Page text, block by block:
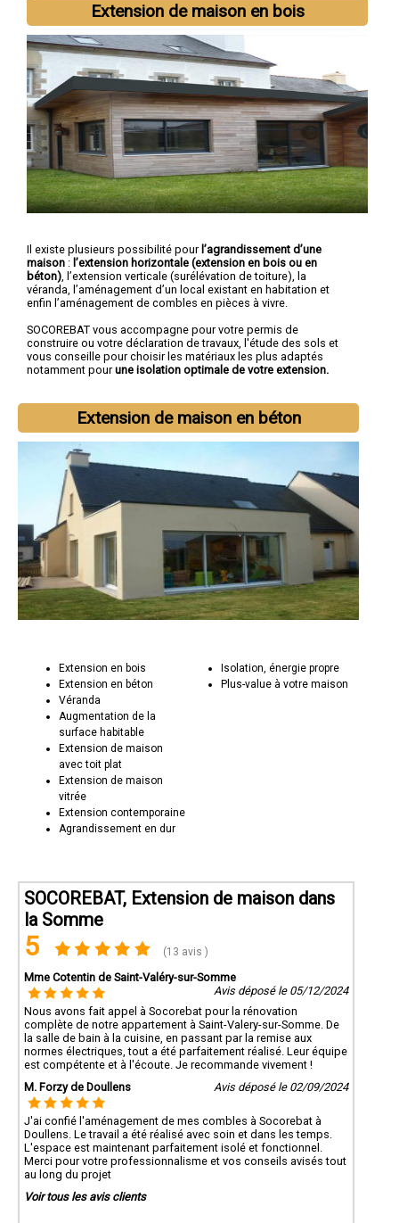
Extension de maison en bois
Il existe plusieurs possibilité pour l’agrandissement d’une
maison : l’extension horizontale (extension en bois ou en
béton), l’extension verticale (surélévation de toiture), la
véranda, l’aménagement d’un local existant en habitation et
enfin l’aménagement de combles en pièces à vivre.
SOCOREBAT vous accompagne pour votre permis de
construire ou votre déclaration de travaux, l'étude des sols et
vous conseille pour choisir les matériaux les plus adaptés
notamment pourune isolation optimale de votre extension.
Extension de maison en béton
Extension en bois
Extension en béton
Véranda
Augmentation de la
surface habitable
Extension de maison
avec toit plat
Extension de maison
vitrée
Extension contemporaine
Agrandissement en dur
Isolation, énergie propre
Plus-value à votre maison
SOCOREBAT, Extension de maison dans
la Somme
5 (13 avis )
Mme Cotentin de Saint-Valéry-sur-Somme
Avis déposé le 05/12/2024
Nous avons fait appel à Socorebat pour la rénovation
complète de notre appartement à Saint-Valery-sur-Somme. De
la salle de bain à la cuisine, en passant par la remise aux
normes électriques, tout a été parfaitement réalisé. Leur équipe
est compétente et à l'écoute. Je recommande vivement !
M. Forzy de Doullens
Avis déposé le 02/09/2024
J'ai confié l'aménagement de mes combles à Socorebat à
Doullens. Le travail a été réalisé avec soin et dans les temps.
L'espace est maintenant parfaitement isolé et fonctionnel.
Merci pour votre professionnalisme et vos conseils avisés tout
au long du projet
Voir tous les avis clients